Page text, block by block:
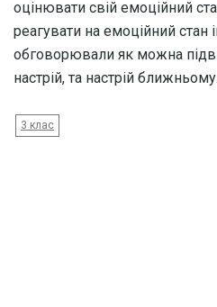
оцінювати свій емоційний
реагувати на емоційний
обговорювали як можна
настрій, та настрій ближньому.
3 клас